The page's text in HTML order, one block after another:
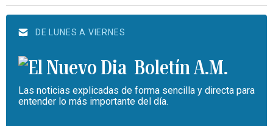
DE LUNES A VIERNES
Boletín A.M.
Las noticias explicadas de forma sencilla y directa para
entender lo más importante del día.